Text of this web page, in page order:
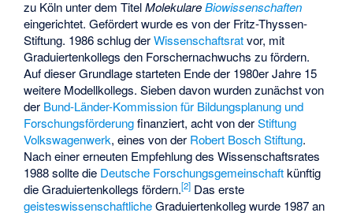
zu Köln unter dem TitelMolekulareBiowissenschaften
eingerichtet. Gefördert wurde es von der Fritz-Thyssen-
Stiftung. 1986 schlug derWissenschaftsratvor, mit
Graduiertenkollegs den Forschernachwuchs zu fördern.
Auf dieser Grundlage starteten Ende der 1980er Jahre 15
weitere Modellkollegs. Sieben davon wurden zunächst von
der Bund-Länder-Kommission für Bildungsplanung und
Forschungsförderungfinanziert, acht von derStiftung
Volkswagenwerk, eines von der Robert Bosch Stiftung.
Nach einer erneuten Empfehlung des Wissenschaftsrates
1988 sollte die Deutsche Forschungsgemeinschaftkünftig
die Graduiertenkollegs fördern.[2] Das erste
geisteswissenschaftlicheGraduiertenkolleg wurde 1987 an